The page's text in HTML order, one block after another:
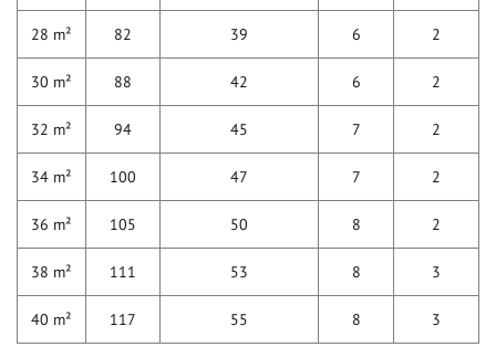
28 m² 82 39 6 2
30 m² 88 42 6 2
32 m² 94 45 7 2
34 m² 100 47 7 2
36 m² 105 50 8 2
38 m² 111 53 8 3
40 m² 117 55 8 3